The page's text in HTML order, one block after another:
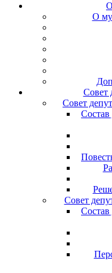
О
Совет
Совет
Состав
Совет
Состав